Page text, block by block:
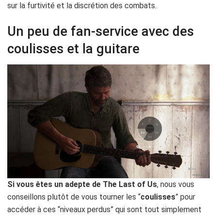
sur la furtivité et la discrétion des combats.
Un peu de fan-service avec des
coulisses et la guitare
Si vous êtes un adepte de The Last of Us, nous vous
conseillons plutôt de vous tourner les “coulisses” pour
accéder à ces “niveaux perdus” qui sont tout simplement